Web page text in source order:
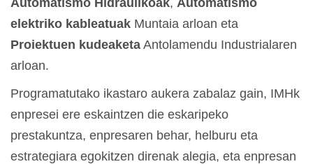
Automatismo Hidraulikoak, Automatismo
elektriko kableatuak Muntaia arloan eta
Proiektuen kudeaketa Antolamendu Industrialaren
arloan.
Programatutako ikastaro aukera zabalaz gain, IMHk
enpresei ere eskaintzen die eskaripeko
prestakuntza, enpresaren behar, helburu eta
estrategiara egokitzen direnak alegia, eta enpresan